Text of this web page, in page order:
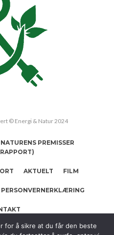
© Energi & Natur 2024
PREMISSER
AKTUELT FILM
PERSONVERNERKLÆRING
for å sikre at du får den beste